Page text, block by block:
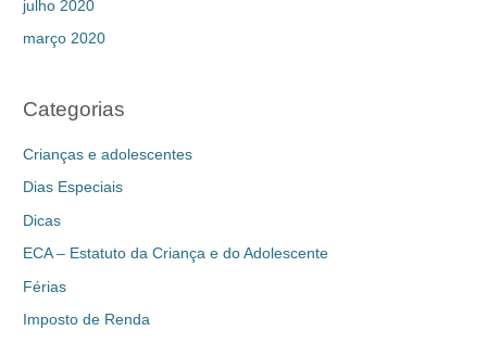
julho 2020
março 2020
Categorias
Crianças e adolescentes
Dias Especiais
Dicas
ECA – Estatuto da Criança e do Adolescente
Férias
Imposto de Renda